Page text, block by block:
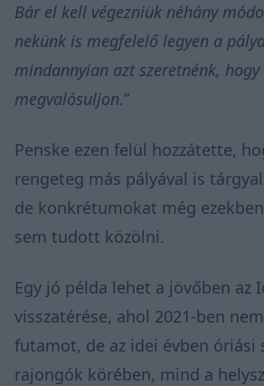
Bár el kell végezniük néhány
nekünk is megfelelő legyen a
mindannyian azt szeretnénk, hogy
megvalósuljon.”
Penske ezen felül hozzátette,
rengeteg más pályával is
de konkrétumokat még
sem tudott közölni.
Egy jó példa lehet a jövőben az
visszatérése, ahol 2021-ben
futamot, de az idei évben
rajongók körében, mind a